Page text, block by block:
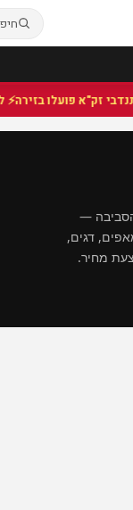
⚡
—
דגים,
מחיר.